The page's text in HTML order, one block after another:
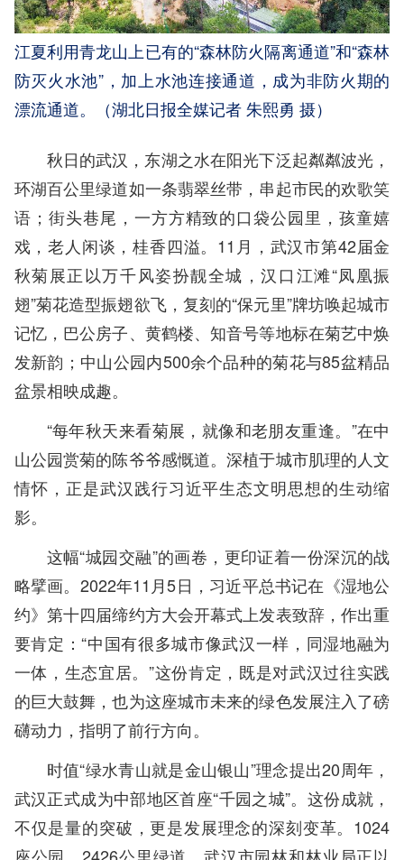
江夏利用青龙山上已有的“森林防火隔离通道”和“森林
防灭火水池”，加上水池连接通道，成为非防火期的
漂流通道。（湖北日报全媒记者 朱熙勇 摄）
秋日的武汉，东湖之水在阳光下泛起粼粼波光，
环湖百公里绿道如一条翡翠丝带，串起市民的欢歌笑
语；街头巷尾，一方方精致的口袋公园里，孩童嬉
戏，老人闲谈，桂香四溢。11月，武汉市第42届金
秋菊展正以万千风姿扮靓全城，汉口江滩“凤凰振
翅”菊花造型振翅欲飞，复刻的“保元里”牌坊唤起城市
记忆，巴公房子、黄鹤楼、知音号等地标在菊艺中焕
发新韵；中山公园内500余个品种的菊花与85盆精品
盆景相映成趣。
“每年秋天来看菊展，就像和老朋友重逢。”在中
山公园赏菊的陈爷爷感慨道。深植于城市肌理的人文
情怀，正是武汉践行习近平生态文明思想的生动缩
影。
这幅“城园交融”的画卷，更印证着一份深沉的战
略擘画。2022年11月5日，习近平总书记在《湿地公
约》第十四届缔约方大会开幕式上发表致辞，作出重
要肯定：“中国有很多城市像武汉一样，同湿地融为
一体，生态宜居。”这份肯定，既是对武汉过往实践
的巨大鼓舞，也为这座城市未来的绿色发展注入了磅
礴动力，指明了前行方向。
时值“绿水青山就是金山银山”理念提出20周年，
武汉正式成为中部地区首座“千园之城”。这份成就，
不仅是量的突破，更是发展理念的深刻变革。1024
座公园、2426公里绿道，武汉市园林和林业局正以